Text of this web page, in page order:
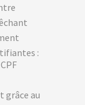
:
grâce au